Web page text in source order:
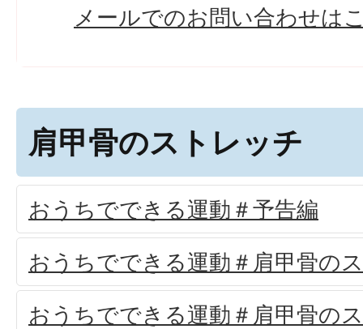
メールでのお問い合わせは
肩甲骨のストレッチ
おうちでできる運動＃予告編
おうちでできる運動＃肩甲骨の
おうちでできる運動＃肩甲骨の